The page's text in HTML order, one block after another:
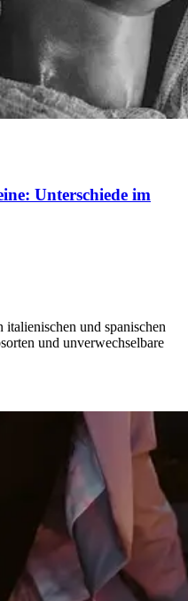
Unterschiede im
und spanischen
und unverwechselbare